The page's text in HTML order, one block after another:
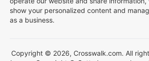
show your personalized content and
as a business.
Copyright © 2026, Crosswalk.com. All